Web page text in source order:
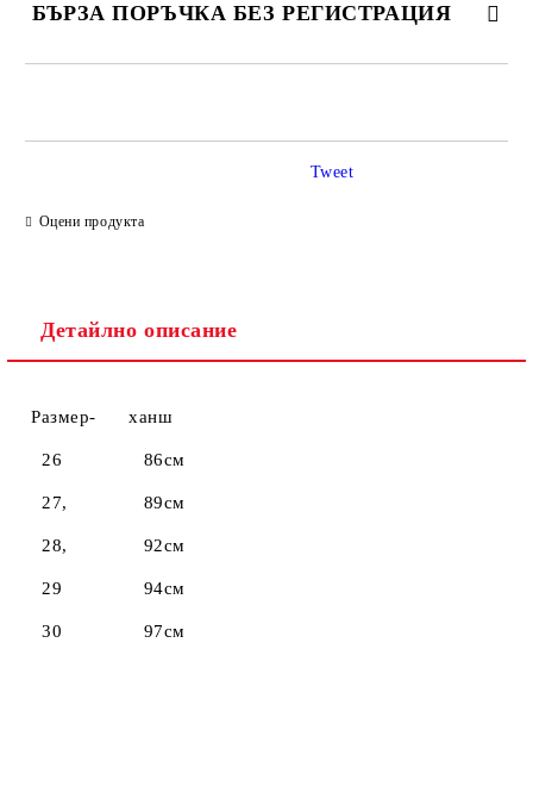
БЪРЗА ПОРЪЧКА БЕЗ РЕГИСТРАЦИЯ
Оцени продукта
Tweet
Детайлно описание
Размер- ханш
26 86см
27, 89см
28, 92см
29 94см
30 97см